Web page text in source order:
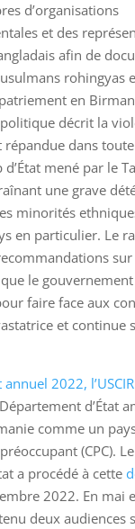
d’organisations
et des
afin de
rohingyas
en
décrit la
répandue dans
mené par le
une grave
minorités
en particulier. Le
sur
le
faire face aux
et continue
2022,
d’État
comme un
(CPC). Le
a procédé à cette
2022. En mai
tenu deux audiences